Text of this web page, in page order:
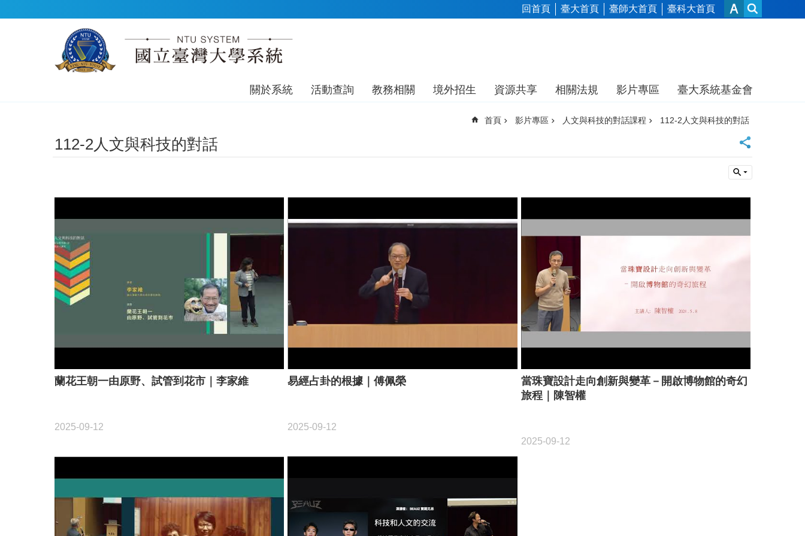
回首頁 臺大首頁 臺師大首頁 臺科大首頁
關於系統 活動查詢 教務相關 境外招生 資源共享 相關法規 影片專區 臺大系統基金會
首頁 影片專區 人文與科技的對話課程 112-2人文與科技的對話
112-2人文與科技的對話
蘭花王朝一由原野、試管到花市｜李家維
2025-09-12
易經占卦的根據｜傅佩榮
2025-09-12
當珠寶設計走向創新與變革－開啟博物館的奇幻
旅程｜陳智權
2025-09-12